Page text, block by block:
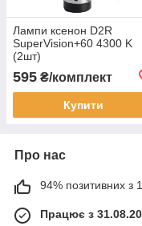
Лампи ксенон D2R
SuperVision+60 4300 K
(2шт)
595 ₴/комплект
Купити
Про нас
94% позитивних з
Працює з